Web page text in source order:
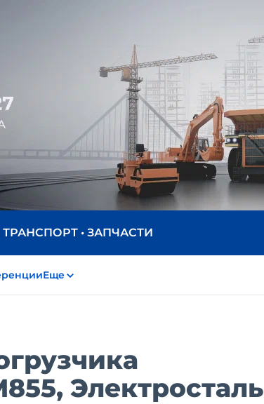
• ЗАПЧАСТИ
Еще
Электросталь